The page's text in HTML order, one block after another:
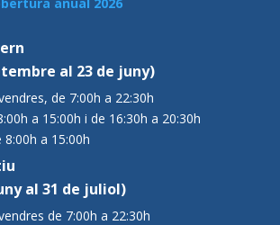
al 23 de juny)
de 7:00h a 22:30h
a 15:00h i de 16:30h a 20:30h
a 15:00h
al 31 de juliol)
de 7:00h a 22:30h